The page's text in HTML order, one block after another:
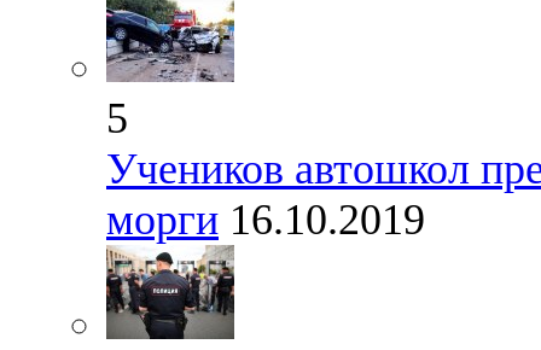
5
Учеников автошкол
морги 16.10.2019